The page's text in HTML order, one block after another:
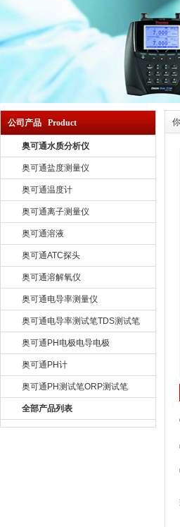
公司产品 Product
奥可通水质分析仪
奥可通盐度测量仪
奥可通温度计
奥可通离子测量仪
奥可通溶液
奥可通ATC探头
奥可通溶解氧仪
奥可通电导率测量仪
奥可通电导率测试笔TDS测试笔
奥可通PH电极电导电极
奥可通PH计
奥可通PH测试笔ORP测试笔
全部产品列表